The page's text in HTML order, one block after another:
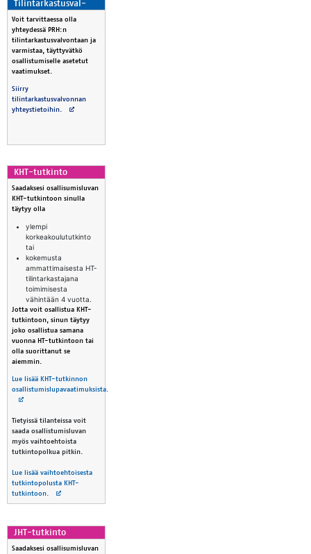
Ti­lin­tar­kas­tus­val­
Voit tarvittaessa olla
yhteydessä PRH:n
tilintarkastusvalvontaan ja
varmistaa, täyttyvätkö
osallistumiselle asetetut
vaatimukset.
Siirry
tilintarkastusvalvonnan
yhteystietoihin. Avautuu uuteen välilehteen
KHT-tut­kinto
Saadaksesi osallisumisluvan
KHT-tutkintoon sinulla
täytyy olla
ylempi
korkeakoulututkinto
tai
kokemusta
ammattimaisesta HT-
tilintarkastajana
toimimisesta
vähintään 4 vuotta.
Jotta voit osallistua KHT-
tutkintoon, sinun täytyy
joko osallistua samana
vuonna HT-tutkintoon tai
olla suorittanut se
aiemmin.
Lue lisää KHT-tutkinnon
osallistumislupavaatimuksista.
Avautuu uuteen välilehteen
Tietyissä tilanteissa voit
saada osallistumisluvan
myös vaihtoehtoista
tutkintopolkua pitkin.
Lue lisää vaihtoehtoisesta
tutkintopolusta KHT-
tutkintoon. Avautuu uuteen välilehteen
JHT-tut­kin­to
Saadaksesi osallisumisluvan